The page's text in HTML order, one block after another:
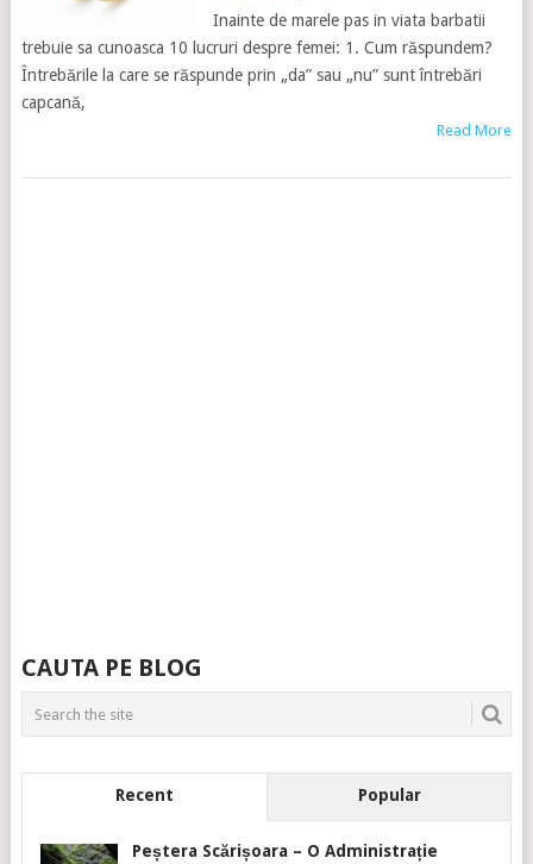
Inainte de marele pas in viata barbatii
trebuie sa cunoasca 10 lucruri despre femei: 1. Cum răspundem?
Întrebările la care se răspunde prin „da” sau „nu” sunt întrebări
capcană,
Read More
CAUTA PE BLOG
Recent Popular
Peștera Scărișoara – O Administrație